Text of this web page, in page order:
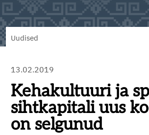
Uudised
13.02.2019
Kehakultuuri ja
sihtkapitali uus
on selgunud